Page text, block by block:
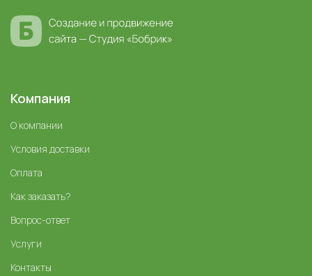
Компания
О компании
Условия доставки
Оплата
Как заказать?
Вопрос-ответ
Услуги
Контакты